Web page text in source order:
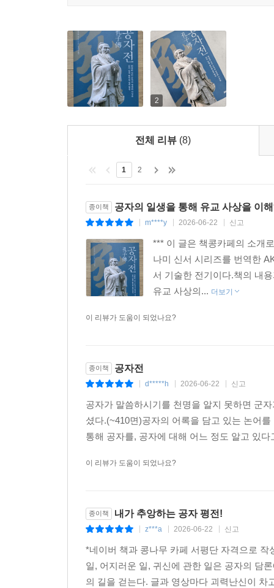
2
전체 리뷰 (8)
1 2
종이책 공자의 일생을 통해 유교 사상을 이
m****y 2026-06-22 신고
*** 이 글은 책콩카페의 소개
나미 신서 시리즈를 번역한
서 기술한 전기이다.책의 내
유교 사상의... 더보기
이 리뷰가 도움이 되었나요?
종이책 공자전
d*****h 2026-06-22 신고
공자가 말씀하시기를 천명을 알지 못하면 군
셨다.(~410면)공자의 어록을 담고 있는 논어
통해 공자를, 공자에 대해 어느 정도 알고 있
이 리뷰가 도움이 되었나요?
종이책 내가 추앙하는 공자 평전!
z***a 2026-06-22 신고
*네이버 책과 콩나무 카페 서평단 자격으로
일, 어지러운 일, 귀신에 관한 일은 공자의 담
의 길을 걷는다. 글과 영상마다 괴력난신이